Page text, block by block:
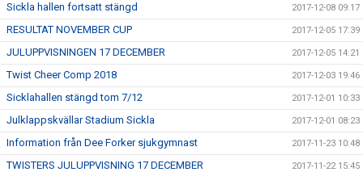
Sickla hallen fortsatt stängd 2017-12-08 09:17
RESULTAT NOVEMBER CUP 2017-12-05 17:39
JULUPPVISNINGEN 17 DECEMBER 2017-12-05 14:21
Twist Cheer Comp 2018 2017-12-03 19:46
Sicklahallen stängd tom 7/12 2017-12-01 10:33
Julklappskvällar Stadium Sickla 2017-12-01 08:23
Information från Dee Forker sjukgymnast 2017-11-23 10:48
TWISTERS JULUPPVISNING 17 DECEMBER 2017-11-22 15:45